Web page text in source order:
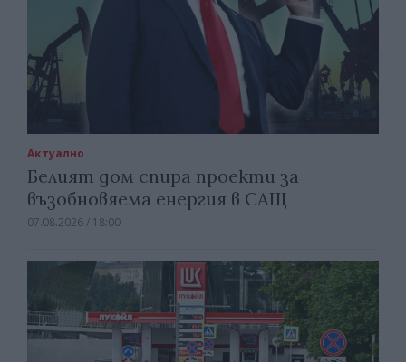
Актуално
Белият дом спира проекти за
възобновяема енергия в САЩ
07.08.2026 / 18:00